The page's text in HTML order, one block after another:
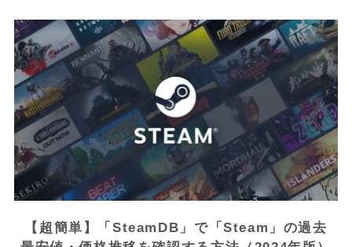
【超簡単】「SteamDB」で「Steam」の過去